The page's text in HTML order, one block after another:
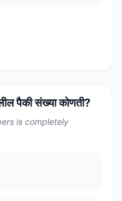
पैकी संख्या कोणती?
is completely